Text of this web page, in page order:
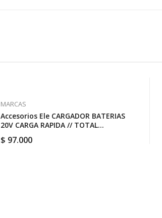
MARCAS
Accesorios Ele CARGADOR BATERIAS
20V CARGA RAPIDA // TOTAL
$ 97.000